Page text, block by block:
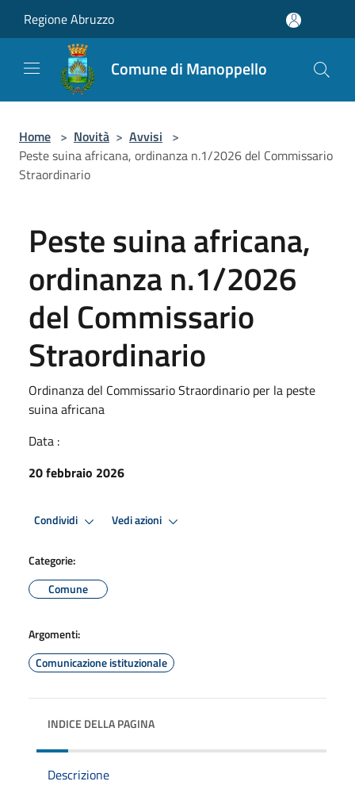
Regione Abruzzo
Comune di Manoppello
Home > Novità > Avvisi >
Peste suina africana, ordinanza n.1/2026 del Commissario
Straordinario
Peste suina africana,
ordinanza n.1/2026
del Commissario
Straordinario
Ordinanza del Commissario Straordinario per la peste
suina africana
Data :
20 febbraio 2026
Condividi Vedi azioni
Categorie:
Comune
Argomenti:
Comunicazione istituzionale
INDICE DELLA PAGINA
Descrizione